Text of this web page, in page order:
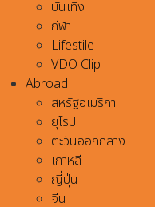
บันเทิง
กีฬา
Lifestile
VDO Clip
Abroad
สหรัฐอเมริกา
ยุโรป
ตะวันออกกลาง
เกาหลี
ญี่ปุ่น
จีน